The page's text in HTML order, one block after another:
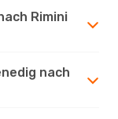
Rimini
nach